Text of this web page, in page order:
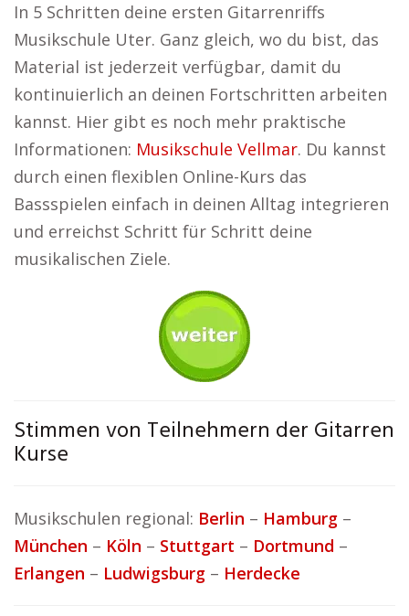
In 5 Schritten deine ersten Gitarrenriffs
Musikschule Uter. Ganz gleich, wo du bist, das
Material ist jederzeit verfügbar, damit du
kontinuierlich an deinen Fortschritten arbeiten
kannst. Hier gibt es noch mehr praktische
Informationen: Musikschule Vellmar. Du kannst
durch einen flexiblen Online-Kurs das
Bassspielen einfach in deinen Alltag integrieren
und erreichst Schritt für Schritt deine
musikalischen Ziele.
Stimmen von Teilnehmern der Gitarren
Kurse
Musikschulen regional: Berlin – Hamburg –
München – Köln – Stuttgart – Dortmund –
Erlangen – Ludwigsburg – Herdecke